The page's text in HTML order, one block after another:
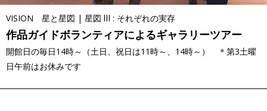
VISION 星と星図 | 星図 Ⅲ : それぞれの実存
作品ガイドボランティアによるギャラリーツアー
開館日の毎日14時～（土日、祝日は11時～、14時～） ＊第3土曜
日午前はお休みです